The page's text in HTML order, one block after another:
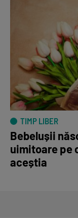
TIMP LIBER
Bebelușii
uimitoare pe
aceștia